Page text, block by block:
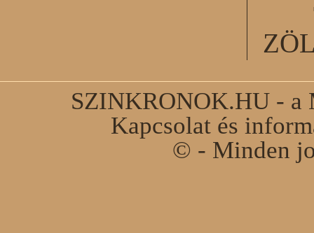
SZINKRONOK.HU - a
Kapcsolat és
© - Minden